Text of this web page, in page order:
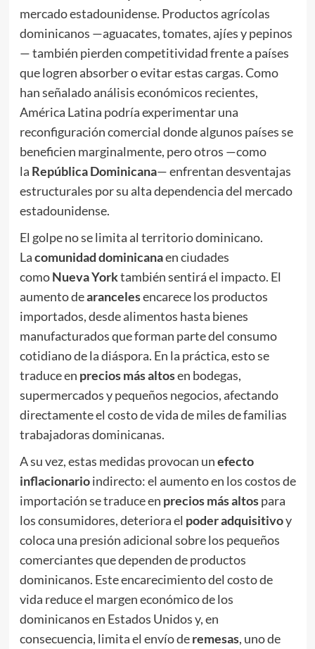
mercado estadounidense. Productos agrícolas
dominicanos —aguacates, tomates, ajíes y pepinos
— también pierden competitividad frente a países
que logren absorber o evitar estas cargas. Como
han señalado análisis económicos recientes,
América Latina podría experimentar una
reconfiguración comercial donde algunos países se
beneficien marginalmente, pero otros —como
la República Dominicana— enfrentan desventajas
estructurales por su alta dependencia del mercado
estadounidense.
El golpe no se limita al territorio dominicano.
Lacomunidad dominicanaen ciudades
comoNueva Yorktambién sentirá el impacto. El
aumento dearancelesencarece los productos
importados, desde alimentos hasta bienes
manufacturados que forman parte del consumo
cotidiano de la diáspora. En la práctica, esto se
traduce en precios más altosen bodegas,
supermercados y pequeños negocios, afectando
directamente el costo de vida de miles de familias
trabajadoras dominicanas.
A su vez, estas medidas provocan unefecto
inflacionarioindirecto: el aumento en los costos de
importación se traduce en precios más altospara
los consumidores, deteriora el poder adquisitivoy
coloca una presión adicional sobre los pequeños
comerciantes que dependen de productos
dominicanos. Este encarecimiento del costo de
vida reduce el margen económico de los
dominicanos en Estados Unidos y, en
consecuencia, limita el envío deremesas, uno de